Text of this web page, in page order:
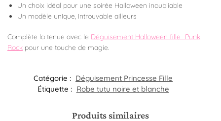
Un choix idéal pour une soirée Halloween inoubliable
Un modèle unique, introuvable ailleurs
Complète la tenue avec le Déguisement Halloween fille- Punk
Rock pour une touche de magie.
Catégorie : Déguisement Princesse Fille
Étiquette : Robe tutu noire et blanche
Produits similaires